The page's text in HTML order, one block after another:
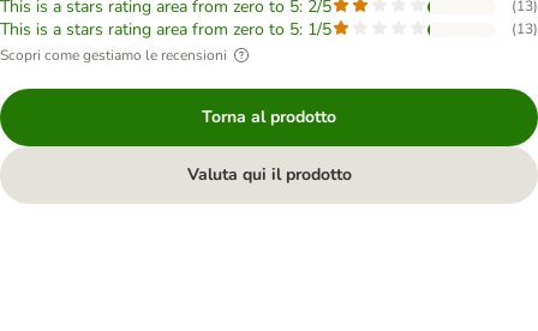
This is a stars rating area from zero to 5: 2/5 (13)
This is a stars rating area from zero to 5: 1/5 (13)
Scopri come gestiamo le recensioni
Torna al prodotto
Valuta qui il prodotto